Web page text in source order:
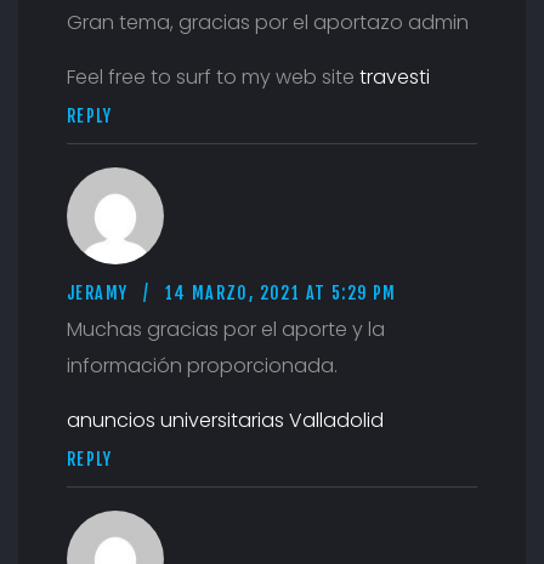
Gran tema, gracias por el aportazo admin
Feel free to surf to my web site travesti
REPLY
JERAMY 14 MARZO, 2021 AT 5:29 PM
Muchas gracias por el aporte y la
información proporcionada.
anuncios universitarias Valladolid
REPLY